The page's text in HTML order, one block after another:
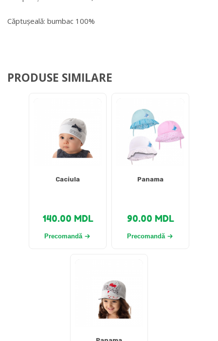
Căptușeală: bumbac 100%
PRODUSE SIMILARE
Caciula
140.00 MDL
Precomandă
Panama
90.00 MDL
Precomandă